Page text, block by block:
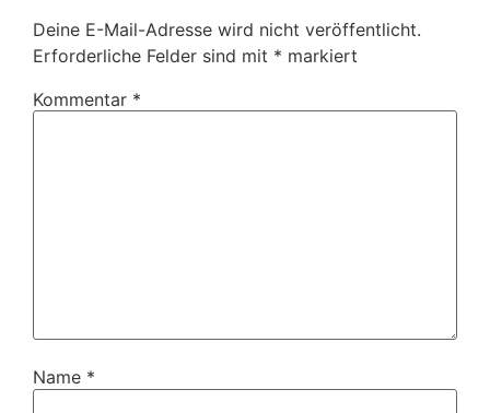
Deine E-Mail-Adresse wird nicht veröffentlicht.
Erforderliche Felder sind mit * markiert
Kommentar *
Name *